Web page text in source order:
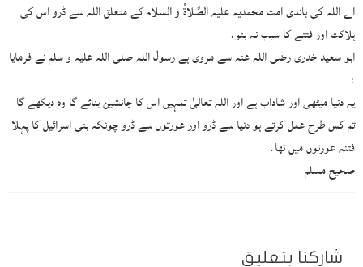
اے اللہ کی باندی امت محمدیہ علیہ الصَّلاةُ و السلام کے متعلق اللہ سے ڈرو اس کی
ہلاکت اور فتنے کا سبب نہ بنو.
ابو سعید خدری رضی اللہ عنہ سے مروی ہے رسول اللہ صلی اللہ علیہ و سلم نے فرمایا
:
یہ دنیا میٹھی اور شاداب ہے اور اللہ تعالیٰ تمہیں اس کا جانشین بنائے گا وہ دیکھے گا
تم کس طرح عمل کرتے ہو دنیا سے ڈرو اور عورتوں سے ڈرو چونکہ بنی اسرائیل کا پہلا
فتنہ عورتوں میں تھا.
صحیح مسلم
شاركنا بتعليق